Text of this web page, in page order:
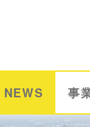
NEWS 事